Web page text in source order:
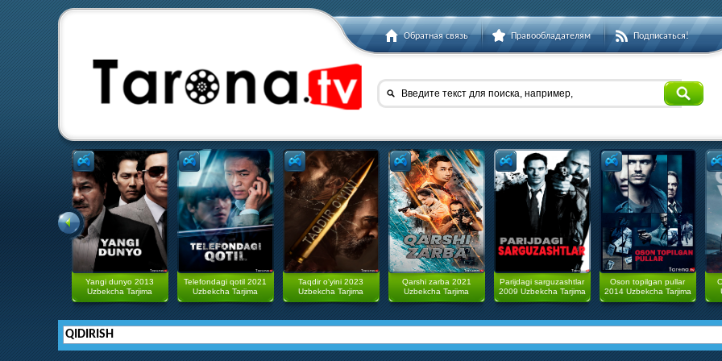
Обратная связь Правообладателям Подписаться!
Введите текст для поиска, например,
Yangi dunyo 2013
Uzbekcha Tarjima
Telefondagi qotil 2021
Uzbekcha Tarjima
Taqdir o'yini 2023
Uzbekcha Tarjima
Qarshi zarba 2021
Uzbekcha Tarjima
Parijdagi sarguzashtlar
2009 Uzbekcha Tarjima
Oson topilgan pullar
2014 Uzbekcha Tarjima